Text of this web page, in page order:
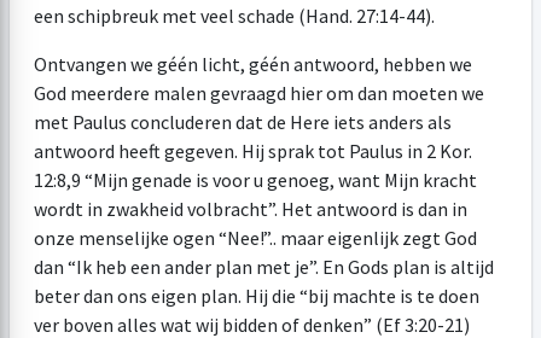
een schipbreuk met veel schade (Hand. 27:14-44).
Ontvangen we géén licht, géén antwoord, hebben we
God meerdere malen gevraagd hier om dan moeten we
met Paulus concluderen dat de Here iets anders als
antwoord heeft gegeven. Hij sprak tot Paulus in 2 Kor.
12:8,9 “Mijn genade is voor u genoeg, want Mijn kracht
wordt in zwakheid volbracht”. Het antwoord is dan in
onze menselijke ogen “Nee!”.. maar eigenlijk zegt God
dan “Ik heb een ander plan met je”. En Gods plan is altijd
beter dan ons eigen plan. Hij die “bij machte is te doen
ver boven alles wat wij bidden of denken” (Ef 3:20-21)